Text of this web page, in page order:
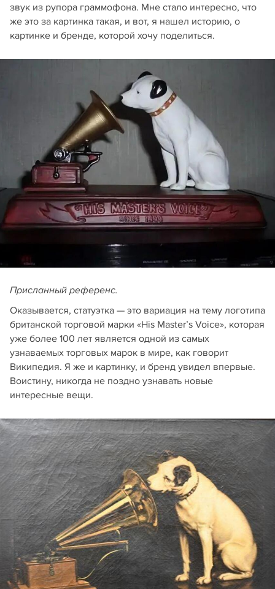
звук из рупора граммофона. Мне стало интересно, что
же это за картинка такая, и вот, я нашел историю, о
картинке и бренде, которой хочу поделиться.
Присланный референс.
Оказывается, статуэтка — это вариация на тему логотипа
британской торговой марки «His Master’s Voice», которая
уже более 100 лет является одной из самых
узнаваемых торговых марок в мире, как говорит
Википедия. Я же и картинку, и бренд увидел впервые.
Воистину, никогда не поздно узнавать новые
интересные вещи.